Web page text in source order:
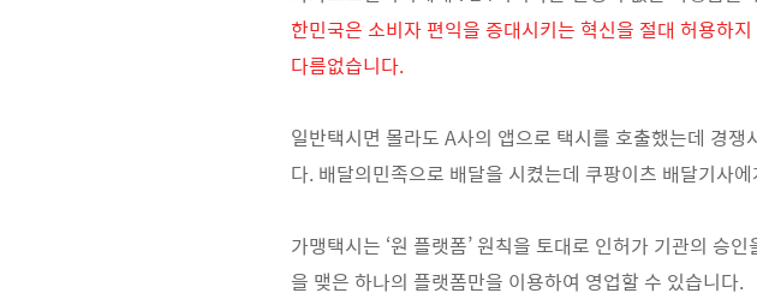
한민국은 소비자 편익을 증대시키는 혁신을 절대 허용하
다름없습니다.
일반택시면 몰라도 A사의 앱으로 택시를 호출했는데 경
다. 배달의민족으로 배달을 시켰는데 쿠팡이츠 배달기사
가맹택시는 ‘원 플랫폼’ 원칙을 토대로 인허가 기관의 승
을 맺은 하나의 플랫폼만을 이용하여 영업할 수 있습니다.